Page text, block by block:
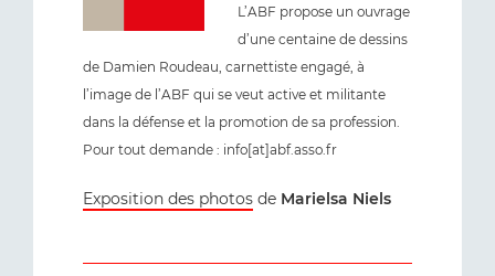
L’ABF propose un ouvrage
d’une centaine de dessins
de Damien Roudeau, carnettiste engagé, à
l’image de l’ABF qui se veut active et militante
dans la défense et la promotion de sa profession.
Pour tout demande : info[at]abf.asso.fr
Exposition des photos de Marielsa Niels